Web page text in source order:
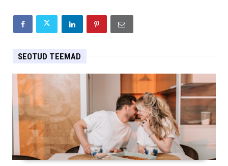
SEOTUD TEEMAD